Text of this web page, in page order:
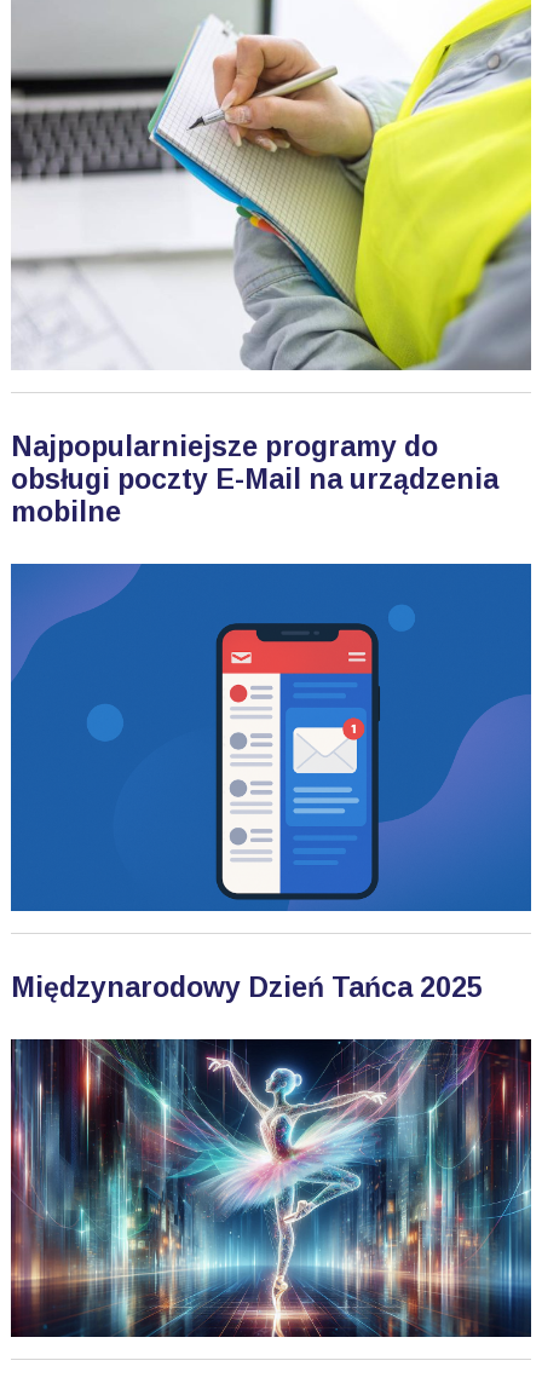
Najpopularniejsze programy do
obsługi poczty E-Mail na urządzenia
mobilne
Międzynarodowy Dzień Tańca 2025